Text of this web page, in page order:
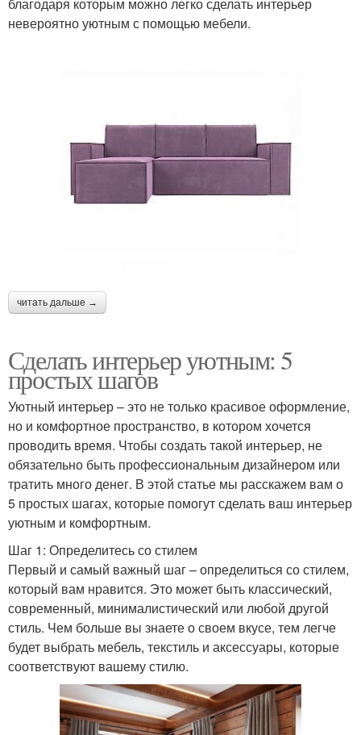
благодаря которым можно легко сделать интерьер
невероятно уютным с помощью мебели.
читать дальше →
Сделать интерьер уютным: 5
простых шагов
Уютный интерьер – это не только красивое оформление,
но и комфортное пространство, в котором хочется
проводить время. Чтобы создать такой интерьер, не
обязательно быть профессиональным дизайнером или
тратить много денег. В этой статье мы расскажем вам о
5 простых шагах, которые помогут сделать ваш интерьер
уютным и комфортным.
Шаг 1: Определитесь со стилем
Первый и самый важный шаг – определиться со стилем,
который вам нравится. Это может быть классический,
современный, минималистический или любой другой
стиль. Чем больше вы знаете о своем вкусе, тем легче
будет выбрать мебель, текстиль и аксессуары, которые
соответствуют вашему стилю.